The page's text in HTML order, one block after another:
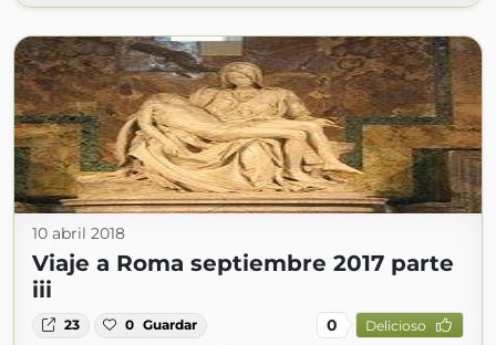
10 abril 2018
Viaje a Roma septiembre 2017 parte
iii
23 0 Guardar 0 Delicioso